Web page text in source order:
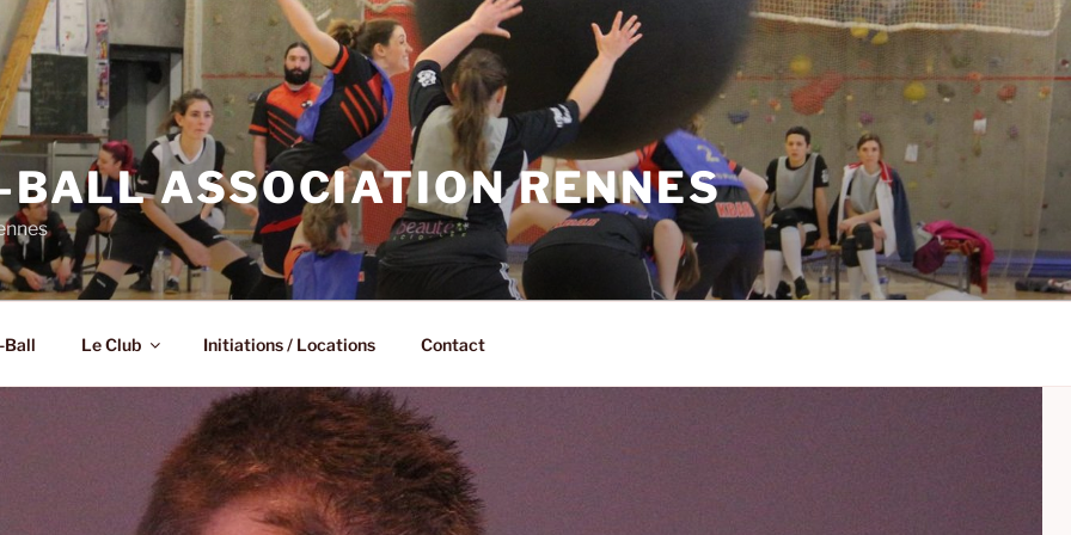
ASSOCIATION RENNES
Ball Le Club Initiations / Locations Contact